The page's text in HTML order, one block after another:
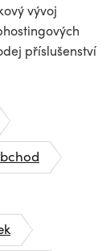
vývoj
příslušenství